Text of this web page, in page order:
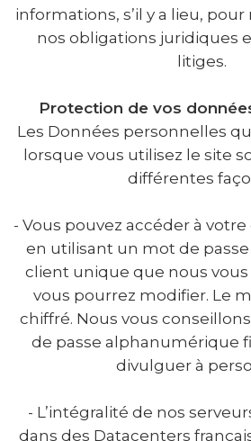
informations, s’il y a lieu,
nos obligations juridiques
litiges.
Protection de vos
Les Données personnelles
lorsque vous utilisez le site
différentes
- Vous pouvez accéder à
en utilisant un mot de
client unique que nous
vous pourrez modifier. Le
chiffré. Nous vous
de passe alphanumérique
divulguer à
- L’intégralité de nos
dans des Datacenters